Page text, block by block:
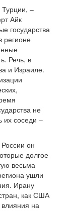
Турции, –
Айк
государства
регионе
Речь, в
и Израиле.
не
их соседи –
он
долгое
весьма
ушли
Ирану
как США
на